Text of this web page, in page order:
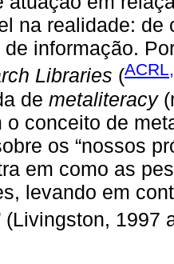
na realidade:
de informação.
Libraries (
de metaliteracy
o conceito de
os “nossos
em como as
levando em
(Livingston, 1997